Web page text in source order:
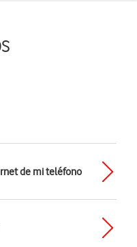
de mi teléfono